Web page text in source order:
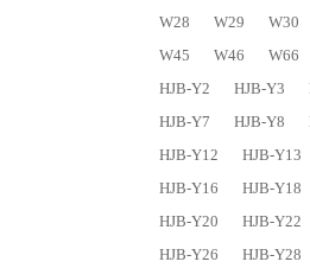
W28
W29 W30
W45
W46 W66
HJB-Y2
HJB-Y3
HJB-Y7
HJB-Y8
HJB-Y12
HJB-Y13
HJB-Y16
HJB-Y18
HJB-Y20
HJB-Y22
HJB-Y26
HJB-Y28